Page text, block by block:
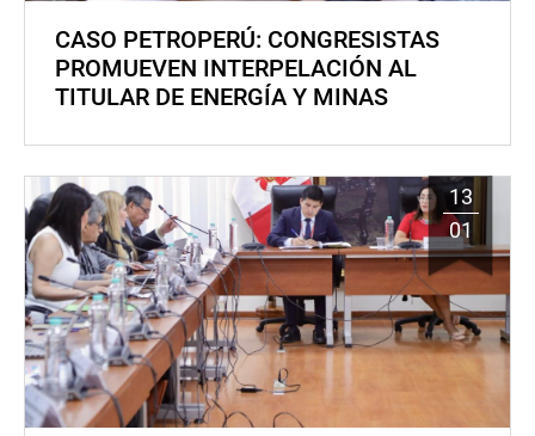
CASO PETROPERÚ: CONGRESISTAS
PROMUEVEN INTERPELACIÓN AL
TITULAR DE ENERGÍA Y MINAS
13
01